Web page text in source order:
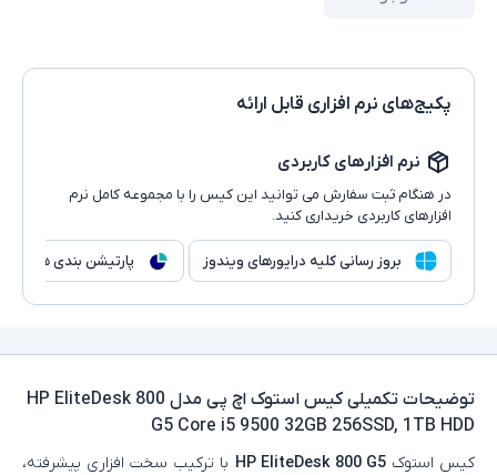
پکیج‌های نرم افزاری قابل ارائه
نرم افزارهای کاربردی
در هنگام ثبت سفارش می توانید این کیس را با مجموعه کامل نرم
افزارهای کاربردی خریداری کنید.
بروز رسانی کلیه درایورهای ویندوز پارتیشن بندی هارد
توضیحات تکمیلی
کیس استوک اچ پی مدل HP EliteDesk 800
G5 Core i5 9500 32GB 256SSD, 1TB HDD
کیس استوکHP EliteDesk 800 G5 با ترکیب سخت‌ افزاری پیشرفته،